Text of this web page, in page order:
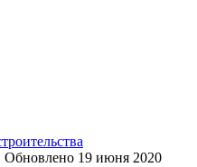
Обновлено 19 июня 2020